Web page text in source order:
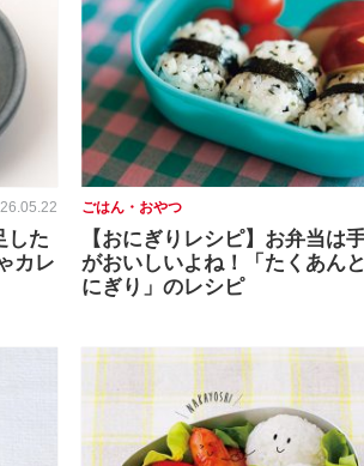
した
カレ
ごはん・おやつ
【おにぎりレシピ】お弁当は
がおいしいよね！「たくあん
にぎり」のレシピ